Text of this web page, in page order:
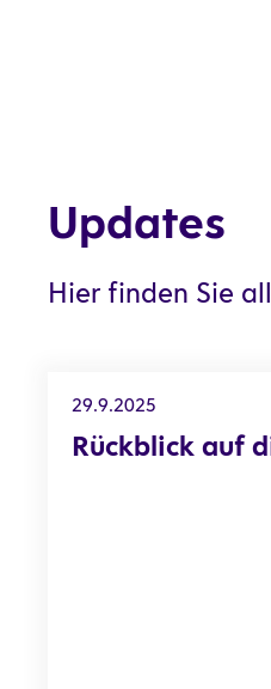
Updates
Hier finden Sie
29.9.2025
Rückblick auf
Rückblick auf die MyWay